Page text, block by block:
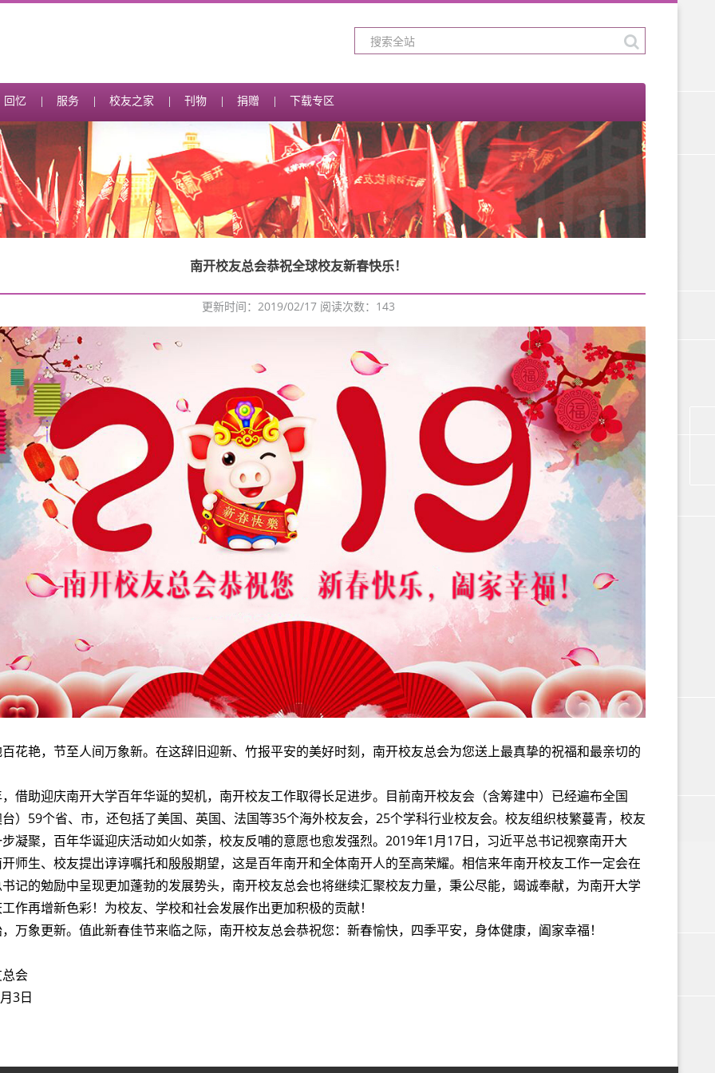
回忆 服务 校友之家 刊物 捐赠 下载专区
南开校友总会恭祝全球校友新春快乐！
更新时间：2019/02/17 阅读次数： 143
花艳，节至人间万象新。在这辞旧迎新、竹报平安的美好时刻，南开校友总会为您送上最真挚的祝福和最亲切的
借助迎庆南开大学百年华诞的契机，南开校友工作取得长足进步。目前南开校友会（含筹建中）已经遍布全国
）59个省、市，还包括了美国、英国、法国等35个海外校友会，25个学科行业校友会。校友组织枝繁蔓青，校友
凝聚，百年华诞迎庆活动如火如荼，校友反哺的意愿也愈发强烈。2019年1月17日，习近平总书记视察南开大
师生、校友提出谆谆嘱托和殷殷期望，这是百年南开和全体南开人的至高荣耀。相信来年南开校友工作一定会在
记的勉励中呈现更加蓬勃的发展势头，南开校友总会也将继续汇聚校友力量，秉公尽能，竭诚奉献，为南开大学
作再增新色彩！为校友、学校和社会发展作出更加积极的贡献！
万象更新。值此新春佳节来临之际，南开校友总会恭祝您：新春愉快，四季平安，身体健康，阖家幸福！
会
3日